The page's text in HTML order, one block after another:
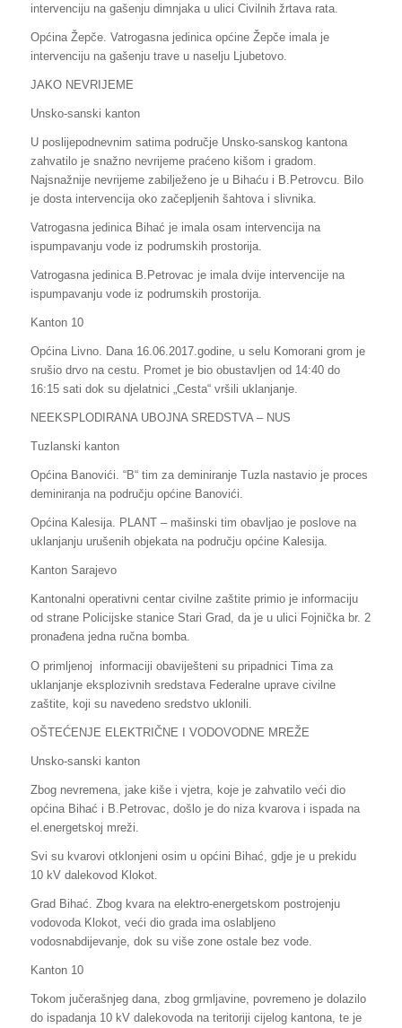
intervenciju na gašenju dimnjaka u ulici Civilnih žrtava rata.
Općina Žepče. Vatrogasna jedinica općine Žepče imala je
intervenciju na gašenju trave u naselju Ljubetovo.
JAKO NEVRIJEME
Unsko-sanski kanton
U poslijepodnevnim satima područje Unsko-sanskog kantona
zahvatilo je snažno nevrijeme praćeno kišom i gradom.
Najsnažnije nevrijeme zabilježeno je u Bihaću i B.Petrovcu. Bilo
je dosta intervencija oko začepljenih šahtova i slivnika.
Vatrogasna jedinica Bihać je imala osam intervencija na
ispumpavanju vode iz podrumskih prostorija.
Vatrogasna jedinica B.Petrovac je imala dvije intervencije na
ispumpavanju vode iz podrumskih prostorija.
Kanton 10
Općina Livno. Dana 16.06.2017.godine, u selu Komorani grom je
srušio drvo na cestu. Promet je bio obustavljen od 14:40 do
16:15 sati dok su djelatnici „Cesta“ vršili uklanjanje.
NEEKSPLODIRANA UBOJNA SREDSTVA – NUS
Tuzlanski kanton
Općina Banovići. “B“ tim za deminiranje Tuzla nastavio je proces
deminiranja na području općine Banovići.
Općina Kalesija. PLANT – mašinski tim obavljao je poslove na
uklanjanju urušenih objekata na području općine Kalesija.
Kanton Sarajevo
Kantonalni operativni centar civilne zaštite primio je informaciju
od strane Policijske stanice Stari Grad, da je u ulici Fojnička br. 2
pronađena jedna ručna bomba.
O primljenoj informaciji obaviješteni su pripadnici Tima za
uklanjanje eksplozivnih sredstava Federalne uprave civilne
zaštite, koji su navedeno sredstvo uklonili.
OŠTEĆENJE ELEKTRIČNE I VODOVODNE MREŽE
Unsko-sanski kanton
Zbog nevremena, jake kiše i vjetra, koje je zahvatilo veći dio
općina Bihać i B.Petrovac, došlo je do niza kvarova i ispada na
el.energetskoj mreži.
Svi su kvarovi otklonjeni osim u općini Bihać, gdje je u prekidu
10 kV dalekovod Klokot.
Grad Bihać. Zbog kvara na elektro-energetskom postrojenju
vodovoda Klokot, veći dio grada ima oslabljeno
vodosnabdijevanje, dok su više zone ostale bez vode.
Kanton 10
Tokom jučerašnjeg dana, zbog grmljavine, povremeno je dolazilo
do ispadanja 10 kV dalekovoda na teritoriji cijelog kantona, te je